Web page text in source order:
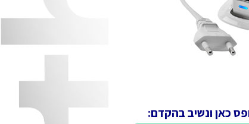
כאן ונשיב בהקדם: